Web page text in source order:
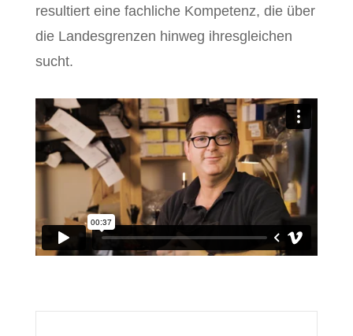
resultiert eine fachliche Kompetenz, die über
die Landesgrenzen hinweg ihresgleichen
sucht.